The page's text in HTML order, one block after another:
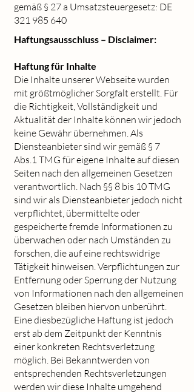
gemäß § 27 a Umsatzsteuergesetz: DE
321 985 640
Haftungsausschluss – Disclaimer:
Haftung für Inhalte
Die Inhalte unserer Webseite wurden
mit größtmöglicher Sorgfalt erstellt. Für
die Richtigkeit, Vollständigkeit und
Aktualität der Inhalte können wir jedoch
keine Gewähr übernehmen. Als
Diensteanbieter sind wir gemäß § 7
Abs.1 TMG für eigene Inhalte auf diesen
Seiten nach den allgemeinen Gesetzen
verantwortlich. Nach §§ 8 bis 10 TMG
sind wir als Diensteanbieter jedoch nicht
verpflichtet, übermittelte oder
gespeicherte fremde Informationen zu
überwachen oder nach Umständen zu
forschen, die auf eine rechtswidrige
Tätigkeit hinweisen. Verpflichtungen zur
Entfernung oder Sperrung der Nutzung
von Informationen nach den allgemeinen
Gesetzen bleiben hiervon unberührt.
Eine diesbezügliche Haftung ist jedoch
erst ab dem Zeitpunkt der Kenntnis
einer konkreten Rechtsverletzung
möglich. Bei Bekanntwerden von
entsprechenden Rechtsverletzungen
werden wir diese Inhalte umgehend